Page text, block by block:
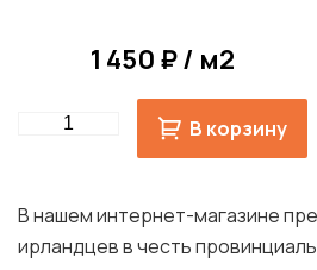
1 450 ₽ / м2
Quantity В корзину
В нашем интернет-магазине
ирландцев в честь